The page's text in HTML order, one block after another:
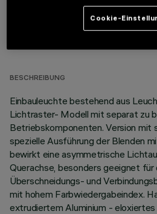
TECHNISCHE DATEN
LETZTES UPDATE: 05.08.2026
BESCHREIBUNG
Einbauleuchte bestehend aus
Lichtraster- Modell mit separat zu
Betriebskomponenten. Version mit
spezielle Ausführung der Blenden
bewirkt eine asymmetrische
Querachse, besonders geeignet
Überschneidungs- und
mit hohem Farbwiedergabeindex.
extrudiertem Aluminium -
Cookie-